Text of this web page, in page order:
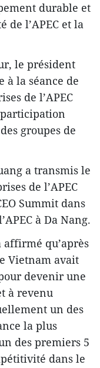
durable et
de l’APEC et la
le président
à la séance de
de l’APEC
participation
groupes de
a transmis le
de l’APEC
Summit dans
à Da Nang.
qu’après
Vietnam avait
devenir une
à revenu
un des
la plus
des premiers 5
dans le